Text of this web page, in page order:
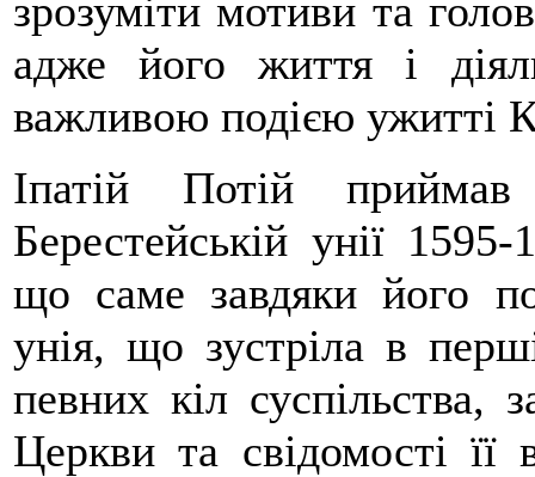
зрозуміти мотиви та
адже його життя і
важливою подією ужитті
Іпатій Потій
Берестейській унії
що саме завдяки його
унія, що зустріла в
певних кіл суспільства,
Церкви та свідомості